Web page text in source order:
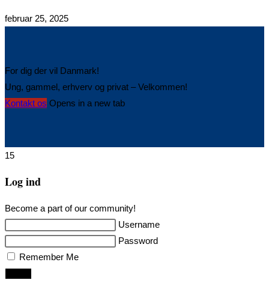
februar 25, 2025
For dig der vil Danmark!
Ung, gammel, erhverv og privat – Velkommen!
Kontakt os Opens in a new tab
15
Log ind
Become a part of our community!
Username
Password
Remember Me